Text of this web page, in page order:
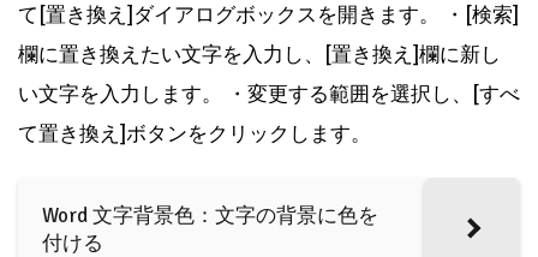
て[置き換え]ダイアログボックスを開きます。 ・[検索]
欄に置き換えたい文字を入力し、[置き換え]欄に新し
い文字を入力します。 ・変更する範囲を選択し、[すべ
て置き換え]ボタンをクリックします。
Word 文字背景色：文字の背景に色を
付ける